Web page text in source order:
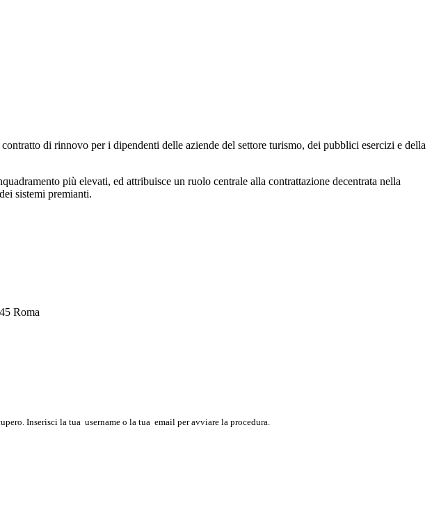
di rinnovo per i dipendenti delle aziende del settore turismo, dei pubblici esercizi e della
più elevati, ed attribuisce un ruolo centrale alla contrattazione decentrata nella
sistemi premianti.
Roma
Inserisci la tua username o la tua email per avviare la procedura.